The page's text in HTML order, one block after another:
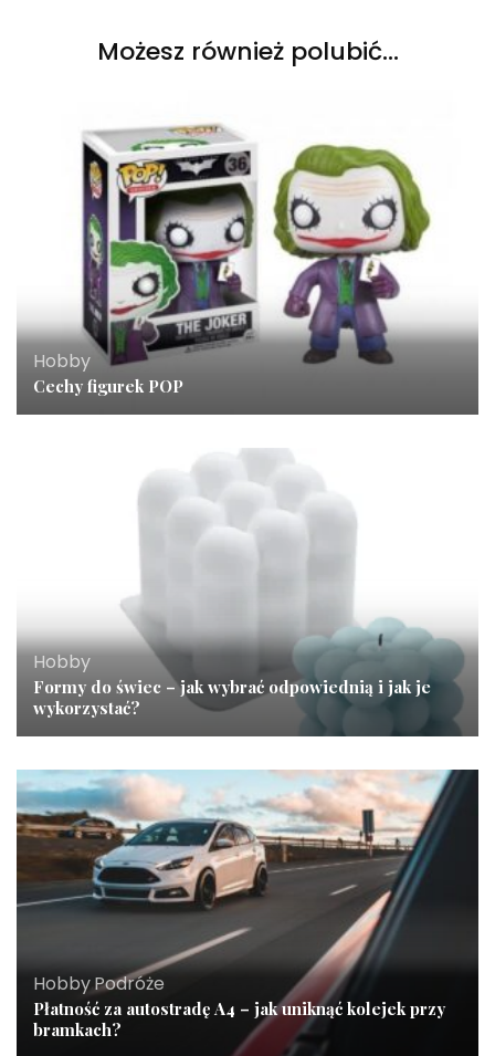
Możesz również polubić…
Hobby
Cechy figurek POP
Hobby
Formy do świec – jak wybrać odpowiednią i jak je
wykorzystać?
Hobby,Podróże
Płatność za autostradę A4 – jak uniknąć kolejek przy
bramkach?